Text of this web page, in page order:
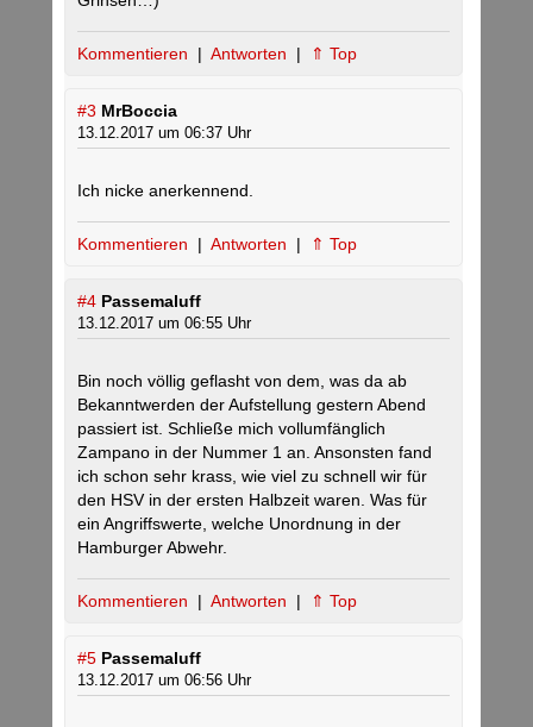
Kommentieren | Antworten | ⇑ Top
#3 MrBoccia
13.12.2017 um 06:37 Uhr
Ich nicke anerkennend.
Kommentieren | Antworten | ⇑ Top
#4 Passemaluff
13.12.2017 um 06:55 Uhr
Bin noch völlig geflasht von dem, was da ab
Bekanntwerden der Aufstellung gestern Abend
passiert ist. Schließe mich vollumfänglich
Zampano in der Nummer 1 an. Ansonsten fand
ich schon sehr krass, wie viel zu schnell wir für
den HSV in der ersten Halbzeit waren. Was für
ein Angriffswerte, welche Unordnung in der
Hamburger Abwehr.
Kommentieren | Antworten | ⇑ Top
#5 Passemaluff
13.12.2017 um 06:56 Uhr